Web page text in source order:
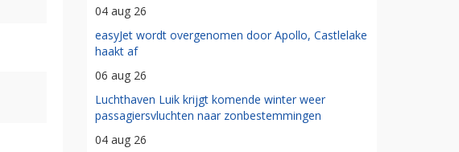
04 aug 26
easyJet wordt overgenomen door Apollo, Castlelake
haakt af
06 aug 26
Luchthaven Luik krijgt komende winter weer
passagiersvluchten naar zonbestemmingen
04 aug 26